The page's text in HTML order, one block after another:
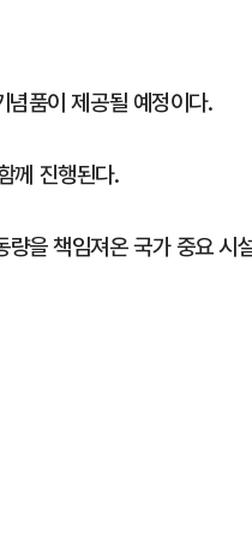
품이 제공될 예정이다.
께 진행된다.
을 책임져온 국가 중요 시